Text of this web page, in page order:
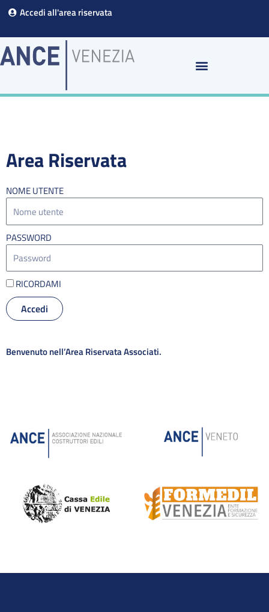
Vai
contenuto
Accedi all'area riservata
Area Riservata
NOME UTENTE
PASSWORD
RICORDAMI
Accedi
Benvenuto nell’Area Riservata Associati.